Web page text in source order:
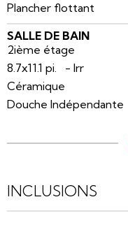
Plancher flottant
SALLE DE BAIN
2ième étage
8.7x11.1 pi. - Irr
Céramique
Douche Indépendante
INCLUSIONS